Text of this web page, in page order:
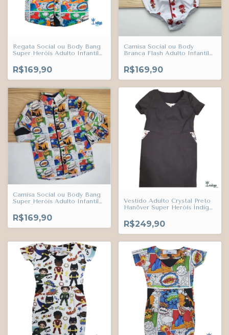
Regata Social ou Body Bang
Super Heróis Adulto Infantil
R$169,90
Camisa Social ou Body
Branca Flash Adulto Infantil
R$169,90
Camisa Social ou Body Bang
Super Heróis Adulto Infantil
R$169,90
Vestido Adulto Crystal Preto
Hanôver Super Heróis Índigo
R$249,90